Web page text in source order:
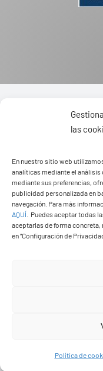
las
En nuestro sitio web
analíticas mediante el
mediante sus preferencias,
publicidad personalizada en
navegación. Para más
AQUÍ
Puedes aceptar todas
aceptarlas de forma concreta,
en “Configuración de
Política de
Pza. de Los